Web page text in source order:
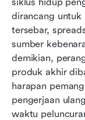
dirancang untuk
tersebar,
sumber
demikian,
produk akhir
harapan
pengerjaan
waktu